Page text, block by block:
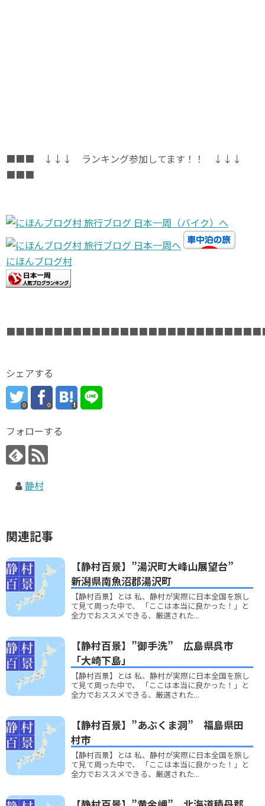
■■■ ↓↓↓ ランキング参加してます！！ ↓↓↓
■■■
にほんブログ村
シェアする
0 0
フォローする
静村
関連記事
【静村百景】”湯沢町大峰山展望台”
新潟県南魚沼郡湯沢町
【静村百景】とは 私、静村が実際に日本全国を旅し
て見て周った中で、 「ここは本当に良かった！」と
全力でおススメできる、厳選された...
【静村百景】”御手洗” 広島県呉市
「大崎下島」
【静村百景】とは 私、静村が実際に日本全国を旅し
て見て周った中で、 「ここは本当に良かった！」と
全力でおススメできる、厳選された...
【静村百景】”あぶくま洞” 福島県田
村市
【静村百景】とは 私、静村が実際に日本全国を旅し
て見て周った中で、 「ここは本当に良かった！」と
全力でおススメできる、厳選された...